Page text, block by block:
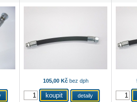
105,00 Kčbez dph
detaily